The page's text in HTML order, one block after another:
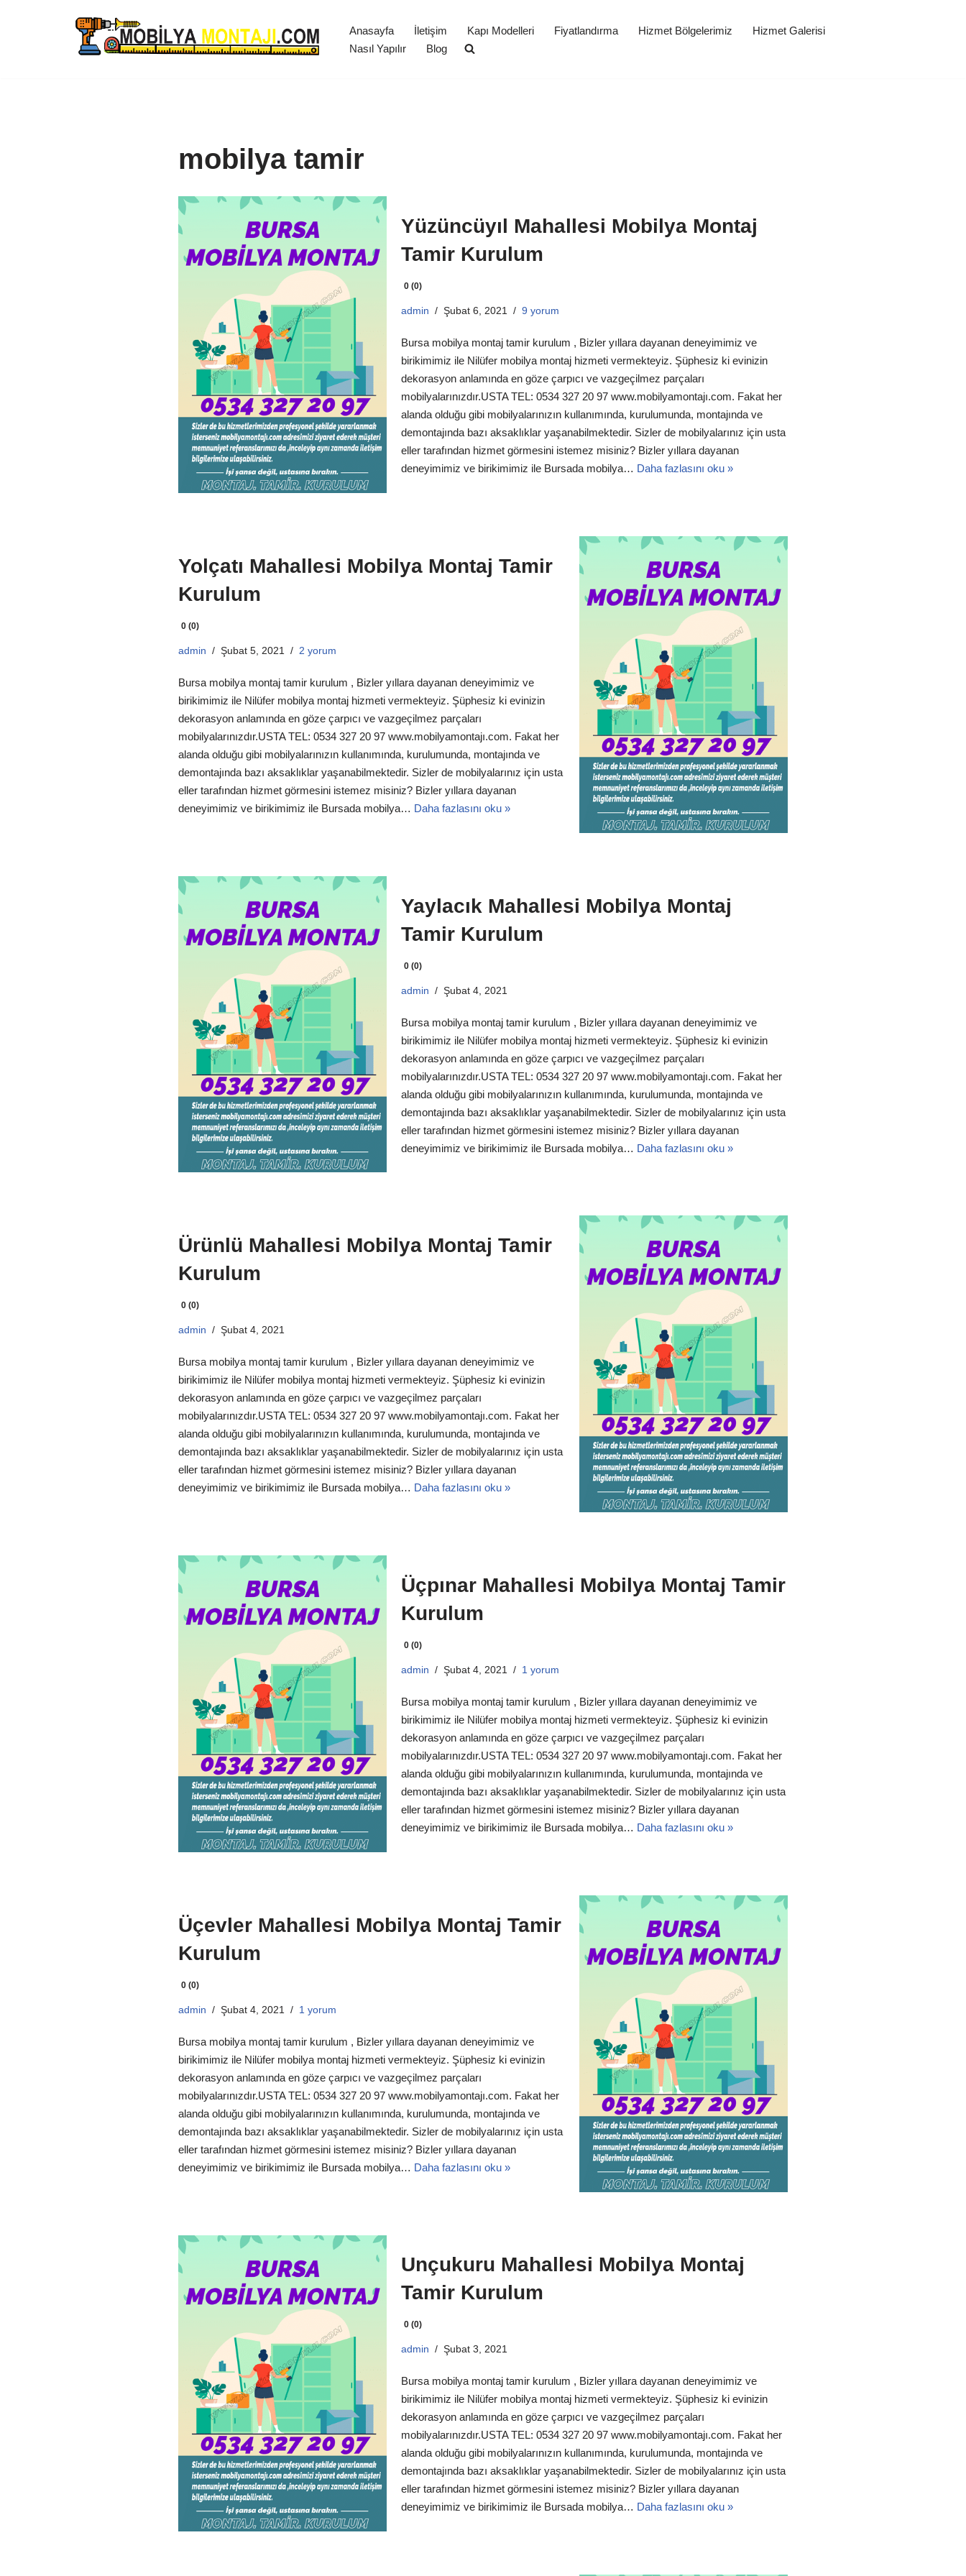
Anasayfa İletişim Kapı Modelleri Fiyatlandırma Hizmet Bölgelerimiz
Hizmet Galerisi
Nasıl Yapılır
Blog
mobilya tamir
Yüzüncüyıl Mahallesi Mobilya Montaj
Tamir Kurulum
0 (0)
admin Şubat 6, 2021 9 yorum
Bursa mobilya montaj tamir kurulum , Bizler yıllara dayanan deneyimimiz ve
birikimimiz ile Nilüfer mobilya montaj hizmeti vermekteyiz. Şüphesiz ki evinizin
dekorasyon anlamında en göze çarpıcı ve vazgeçilmez parçaları
mobilyalarınızdır.USTA TEL: 0534 327 20 97 www.mobilyamontajı.com. Fakat her
alanda olduğu gibi mobilyalarınızın kullanımında, kurulumunda, montajında ve
demontajında bazı aksaklıklar yaşanabilmektedir. Sizler de mobilyalarınız için usta
eller tarafından hizmet görmesini istemez misiniz? Bizler yıllara dayanan
deneyimimiz ve birikimimiz ile Bursada mobilya… Daha fazlasını oku »
Yolçatı Mahallesi Mobilya Montaj Tamir
Kurulum
0 (0)
admin Şubat 5, 2021 2 yorum
Bursa mobilya montaj tamir kurulum , Bizler yıllara dayanan deneyimimiz ve
birikimimiz ile Nilüfer mobilya montaj hizmeti vermekteyiz. Şüphesiz ki evinizin
dekorasyon anlamında en göze çarpıcı ve vazgeçilmez parçaları
mobilyalarınızdır.USTA TEL: 0534 327 20 97 www.mobilyamontajı.com. Fakat her
alanda olduğu gibi mobilyalarınızın kullanımında, kurulumunda, montajında ve
demontajında bazı aksaklıklar yaşanabilmektedir. Sizler de mobilyalarınız için usta
eller tarafından hizmet görmesini istemez misiniz? Bizler yıllara dayanan
deneyimimiz ve birikimimiz ile Bursada mobilya… Daha fazlasını oku »
Yaylacık Mahallesi Mobilya Montaj
Tamir Kurulum
0 (0)
admin Şubat 4, 2021
Bursa mobilya montaj tamir kurulum , Bizler yıllara dayanan deneyimimiz ve
birikimimiz ile Nilüfer mobilya montaj hizmeti vermekteyiz. Şüphesiz ki evinizin
dekorasyon anlamında en göze çarpıcı ve vazgeçilmez parçaları
mobilyalarınızdır.USTA TEL: 0534 327 20 97 www.mobilyamontajı.com. Fakat her
alanda olduğu gibi mobilyalarınızın kullanımında, kurulumunda, montajında ve
demontajında bazı aksaklıklar yaşanabilmektedir. Sizler de mobilyalarınız için usta
eller tarafından hizmet görmesini istemez misiniz? Bizler yıllara dayanan
deneyimimiz ve birikimimiz ile Bursada mobilya… Daha fazlasını oku »
Ürünlü Mahallesi Mobilya Montaj Tamir
Kurulum
0 (0)
admin Şubat 4, 2021
Bursa mobilya montaj tamir kurulum , Bizler yıllara dayanan deneyimimiz ve
birikimimiz ile Nilüfer mobilya montaj hizmeti vermekteyiz. Şüphesiz ki evinizin
dekorasyon anlamında en göze çarpıcı ve vazgeçilmez parçaları
mobilyalarınızdır.USTA TEL: 0534 327 20 97 www.mobilyamontajı.com. Fakat her
alanda olduğu gibi mobilyalarınızın kullanımında, kurulumunda, montajında ve
demontajında bazı aksaklıklar yaşanabilmektedir. Sizler de mobilyalarınız için usta
eller tarafından hizmet görmesini istemez misiniz? Bizler yıllara dayanan
deneyimimiz ve birikimimiz ile Bursada mobilya… Daha fazlasını oku »
Üçpınar Mahallesi Mobilya Montaj Tamir
Kurulum
0 (0)
admin Şubat 4, 2021 1 yorum
Bursa mobilya montaj tamir kurulum , Bizler yıllara dayanan deneyimimiz ve
birikimimiz ile Nilüfer mobilya montaj hizmeti vermekteyiz. Şüphesiz ki evinizin
dekorasyon anlamında en göze çarpıcı ve vazgeçilmez parçaları
mobilyalarınızdır.USTA TEL: 0534 327 20 97 www.mobilyamontajı.com. Fakat her
alanda olduğu gibi mobilyalarınızın kullanımında, kurulumunda, montajında ve
demontajında bazı aksaklıklar yaşanabilmektedir. Sizler de mobilyalarınız için usta
eller tarafından hizmet görmesini istemez misiniz? Bizler yıllara dayanan
deneyimimiz ve birikimimiz ile Bursada mobilya… Daha fazlasını oku »
Üçevler Mahallesi Mobilya Montaj Tamir
Kurulum
0 (0)
admin Şubat 4, 2021 1 yorum
Bursa mobilya montaj tamir kurulum , Bizler yıllara dayanan deneyimimiz ve
birikimimiz ile Nilüfer mobilya montaj hizmeti vermekteyiz. Şüphesiz ki evinizin
dekorasyon anlamında en göze çarpıcı ve vazgeçilmez parçaları
mobilyalarınızdır.USTA TEL: 0534 327 20 97 www.mobilyamontajı.com. Fakat her
alanda olduğu gibi mobilyalarınızın kullanımında, kurulumunda, montajında ve
demontajında bazı aksaklıklar yaşanabilmektedir. Sizler de mobilyalarınız için usta
eller tarafından hizmet görmesini istemez misiniz? Bizler yıllara dayanan
deneyimimiz ve birikimimiz ile Bursada mobilya… Daha fazlasını oku »
Unçukuru Mahallesi Mobilya Montaj
Tamir Kurulum
0 (0)
admin Şubat 3, 2021
Bursa mobilya montaj tamir kurulum , Bizler yıllara dayanan deneyimimiz ve
birikimimiz ile Nilüfer mobilya montaj hizmeti vermekteyiz. Şüphesiz ki evinizin
dekorasyon anlamında en göze çarpıcı ve vazgeçilmez parçaları
mobilyalarınızdır.USTA TEL: 0534 327 20 97 www.mobilyamontajı.com. Fakat her
alanda olduğu gibi mobilyalarınızın kullanımında, kurulumunda, montajında ve
demontajında bazı aksaklıklar yaşanabilmektedir. Sizler de mobilyalarınız için usta
eller tarafından hizmet görmesini istemez misiniz? Bizler yıllara dayanan
deneyimimiz ve birikimimiz ile Bursada mobilya… Daha fazlasını oku »